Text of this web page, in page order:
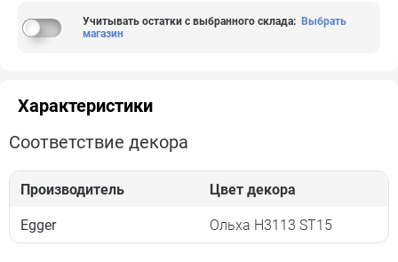
Учитывать остатки с выбранного склада: Выбрать
магазин
Характеристики
Соответствие декора
Производитель Цвет декора
Egger Ольха H3113 ST15